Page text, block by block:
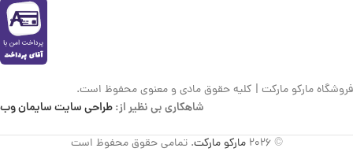
فروشگاه مارکو مارکت | کلیه حقوق مادی و معنوی محفوظ است.
شاهکاری بی نظیر از:طراحی سایت سایمان وب
© 2026 مارکو مارکت. تمامی حقوق محفوظ است